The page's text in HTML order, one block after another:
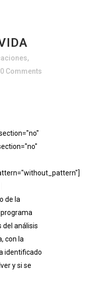
,
0 Comments
de la
del análisis
con la
identificado
y si se